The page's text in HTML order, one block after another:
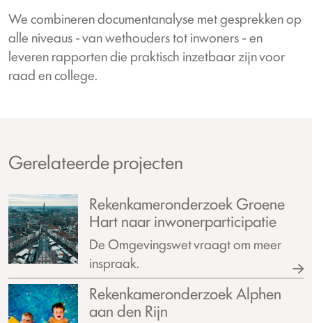
We combineren documentanalyse met gesprekken op
alle niveaus - van wethouders tot inwoners - en
leveren rapporten die praktisch inzetbaar zijn voor
raad en college.
Gerelateerde projecten
Rekenkameronderzoek Groene
Hart naar inwonerparticipatie
De Omgevingswet vraagt om meer
inspraak.
Rekenkameronderzoek Alphen
aan den Rijn